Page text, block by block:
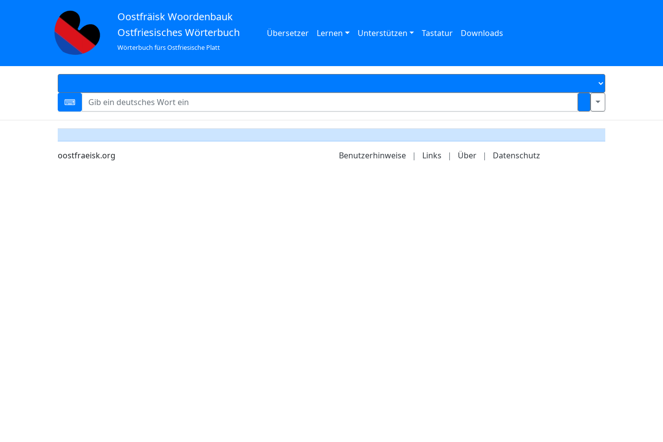
Oostfräisk Woordenbauk
Ostfriesisches Wörterbuch
Wörterbuch fürs Ostfriesische Platt
Übersetzer Lernen Unterstützen Tastatur Downloads
oostfraeisk.org Benutzerhinweise | Links | Über | Datenschutz